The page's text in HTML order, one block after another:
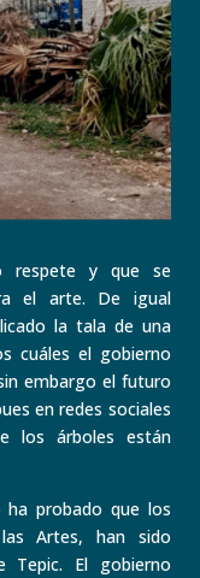
respete y que se
el arte. De igual
la tala de una
cuáles el gobierno
embargo el futuro
en redes sociales
los árboles están
ha probado que los
Artes, han sido
Tepic. El gobierno